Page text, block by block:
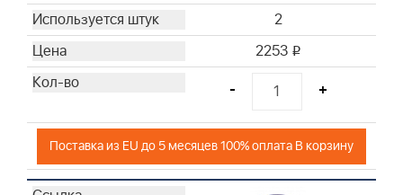
2
2253 i
- +
Поставка из EU до 5 месяцев 100% оплата В корзину